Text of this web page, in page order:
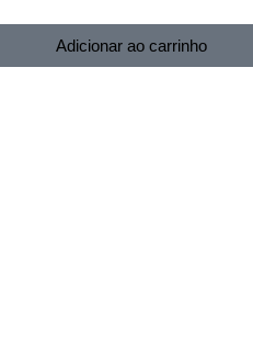
Adicionar ao carrinho